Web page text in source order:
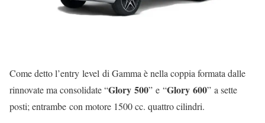
Come detto l’entry level di Gamma è nella coppia formata dalle
rinnovate ma consolidate “Glory 500” e “Glory 600” a sette
posti; entrambe con motore 1500 cc. quattro cilindri.